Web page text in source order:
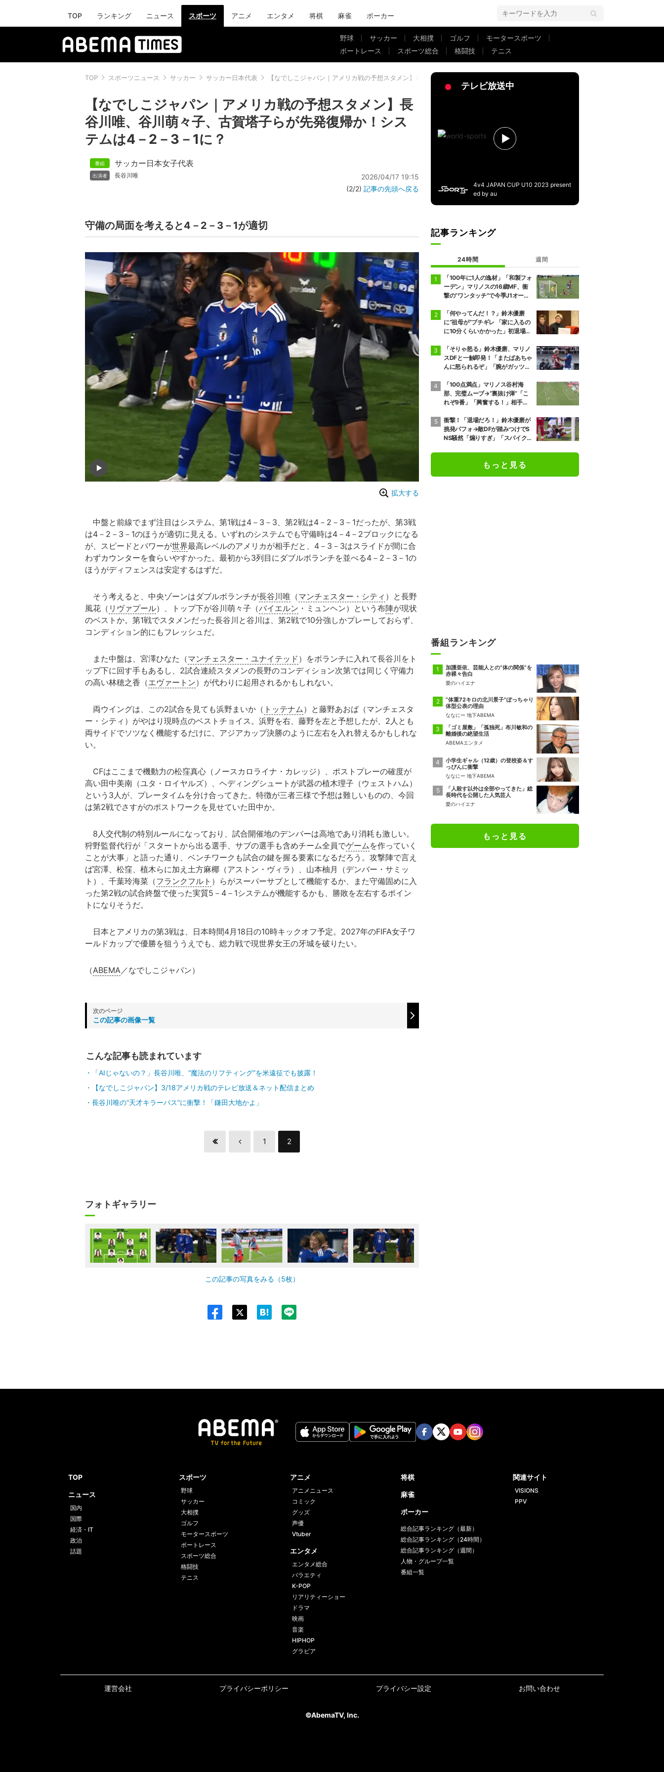
TOP ランキング ニュース スポーツ アニメ エンタメ 将棋 麻雀 ポーカー
野球 サッカー 大相撲 ゴルフ
モータースポーツ
ボートレース
スポーツ総合 格闘技 テニス
TOP スポーツニュース サッカー サッカー日本代表 【なでしこジャパン｜アメリカ戦の予想スタメン】長谷川唯、谷川萌々子、古賀塔子らが先発復帰か！システムは4－2－3－1に？
【なでしこジャパン｜アメリカ戦の予想スタメン】長
谷川唯、谷川萌々子、古賀塔子らが先発復帰か！シス
テムは4－2－3－1に？
サッカー日本女子代表
長谷川唯
2026/04/17 19:15
(2/2) 記事の先頭へ戻る
守備の局面を考えると4－2－3－1が適切
拡大する
中盤と前線でまず注目はシステム。第1戦は4－3－3、第2戦は4－2－3－1だったが、第3戦
は4－2－3－1のほうが適切に見える。いずれのシステムでも守備時は4－4－2ブロックになる
が、スピードとパワーが世界最高レベルのアメリカが相手だと、4－3－3はスライドが間に合
わずカウンターを食らいやすかった。最初から3列目にダブルボランチを並べる4－2－3－1の
ほうがディフェンスは安定するはずだ。
そう考えると、中央ゾーンはダブルボランチが長谷川唯 （マンチェスター・シティ ）と長野
風花（ リヴァプール）、トップ下が谷川萌々子（バイエルン ・ミュンヘン）という布陣が現状
のベストか。第1戦でスタメンだった長谷川と谷川は、第2戦で10分強しかプレーしておらず、
コンディション的にもフレッシュだ。
また中盤は、宮澤ひなた（マンチェスター・ユナイテッド ）をボランチに入れて長谷川をト
ップ下に回す手もあるし、2試合連続スタメンの長野のコンディション次第では同じく守備力
の高い林穂之香（エヴァートン）が代わりに起用されるかもしれない。
両ウイングは、この2試合を見ても浜野まいか（ トッテナム ）と藤野あおば（マンチェスタ
ー・シティ）がやはり現時点のベストチョイス。浜野を右、藤野を左と予想したが、2人とも
両サイドでソツなく機能するだけに、アジアカップ決勝のように左右を入れ替えるかもしれな
い。
CFはここまで機動力の松窪真心（ノースカロライナ・カレッジ）、ポストプレーの確度が
高い田中美南（ユタ・ロイヤルズ）、ヘディングシュートが武器の植木理子（ウェストハム）
という3人が、プレータイムを分け合ってきた。特徴が三者三様で予想は難しいものの、今回
は第2戦でさすがのポストワークを見せていた田中か。
8人交代制の特別ルールになっており、試合開催地のデンバーは高地であり消耗も激しい。
狩野監督代行が「スタートから出る選手、サブの選手も含めチーム全員でゲーム を作っていく
ことが大事」と語った通り、ベンチワークも試合の鍵を握る要素になるだろう。攻撃陣で言え
ば宮澤、松窪、植木らに加え土方麻椰（アストン・ヴィラ）、山本柚月（デンバー・サミッ
ト）、千葉玲海菜（フランクフルト ）らがスーパーサブとして機能するか、また守備固めに入
った第2戦の試合終盤で使った実質5－4－1システムが機能するかも、勝敗を左右するポイン
トになりそうだ。
日本とアメリカの第3戦は、日本時間4月18日の10時キックオフ予定。2027年のFIFA女子ワ
ールドカップで優勝を狙ううえでも、総力戦で現世界女王の牙城を破りたい。
（ABEMA ／なでしこジャパン）
この記事の画像一覧
こんな記事も読まれています
「AIじゃないの？」長谷川唯、“魔法のリフティング”を米遠征でも披露！
【なでしこジャパン】3/18アメリカ戦のテレビ放送＆ネット配信まとめ
長谷川唯の“天才キラーパス”に衝撃！「鎌田大地かよ」
1 2
フォトギャラリー
この記事の写真をみる（5枚）
テレビ放送中
4v4 JAPAN CUP U10 2023 present
ed by au
記事ランキング
24時間 週間
「100年に1人の逸材」「和製フォ
ーデン」マリノスの16歳MF、衝
撃の“ワンタッチ”で今季J1オープ
戦初ゴールに「歴史を作りよっ
た」
「何やってんだ！？」鈴木優磨
に“祖母が”ブチギレ 「家に入るの
に10分くらいかかった」初退場の
「そりゃ怒る」鈴木優磨、マリノ
スDFと一触即発！「またばあちゃ
んに怒られるぞ」「腕がガッツリ
「100点満点」マリノス谷村海
那、完璧ムーブ→“裏抜け弾”「こ
れぞ9番」「興奮する！」相手守
出し”
衝撃！「退場だろ！」鈴木優磨が
挑発パフォ→敵DFが踏みつけでS
NS騒然「煽りすぎ」「スパイク
もっと見る
番組ランキング
加護亜依、芸能人との“体の関係”を
赤裸々告白
愛のハイエナ
“体重72キロの北川景子”ぽっちゃり
体型公表の理由
ななにー 地下ABEMA
「ゴミ屋敷」「孤独死」布川敏和の
離婚後の絶望生活
ABEMAエンタメ
小学生ギャル（12歳）の登校姿＆す
っぴんに衝撃
ななにー 地下ABEMA
「人殺す以外は全部やってきた」総
長時代を公開した人気芸人
愛のハイエナ
もっと見る
TOP
ニュース
国内
国際
経済・IT
政治
話題
スポーツ
野球
サッカー
大相撲
ゴルフ
モータースポーツ
ボートレース
スポーツ総合
格闘技
テニス
アニメ
アニメニュース
コミック
グッズ
声優
Vtuber
エンタメ
エンタメ総合
バラエティ
K-POP
リアリティーショー
ドラマ
映画
音楽
HIPHOP
グラビア
将棋
麻雀
ポーカー
総合記事ランキング（最新）
総合記事ランキング（24時間）
総合記事ランキング（週間）
人物・グループ一覧
番組一覧
関連サイト
VISIONS
PPV
運営会社 プライバシーポリシー プライバシー設定 お問い合わせ
©AbemaTV, Inc.